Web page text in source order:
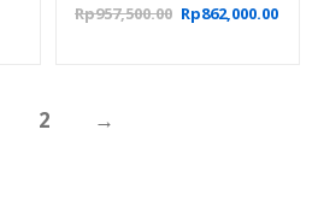
Rp957,500.00 Harga
Rp862,000.00
2 →